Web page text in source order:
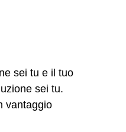
sei tu e il tuo
sei tu.
vantaggio